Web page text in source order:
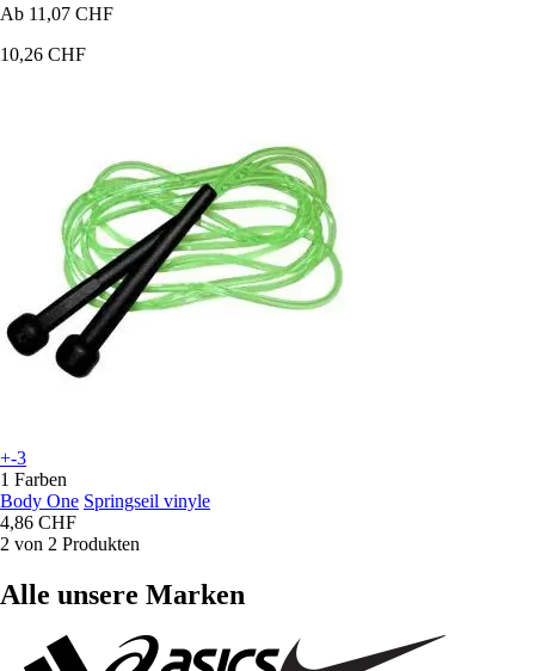
Ab 11,07 CHF
10,26 CHF
+-3
1 Farben
Body One Springseil vinyle
4,86 CHF
2 von 2 Produkten
Alle unsere Marken